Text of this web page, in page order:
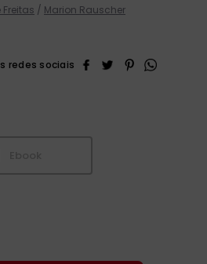
/ Marion Rauscher